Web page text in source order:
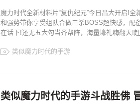
魔力时代全新材料片“复仇纪元”今日昌大开启!
和强势带你享受组队合做击杀BOSS超快感，配
在话下!还无五大勾当齐帮阵，海量壕礼嗨翻天!
类似魔力时代的手游
类似魔力时代的手游斗战胜佛